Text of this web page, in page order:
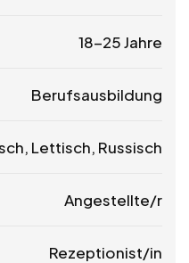
18-25 Jahre
Berufsausbildung
Lettisch, Russisch
Angestellte/r
Rezeptionist/in